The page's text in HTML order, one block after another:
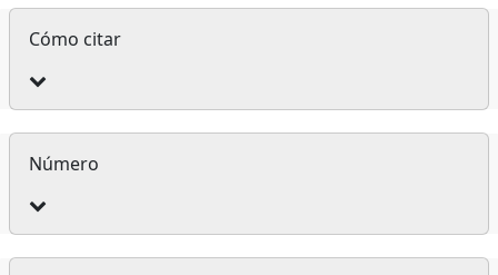
Detalles
del
artículo
Cómo citar
Número